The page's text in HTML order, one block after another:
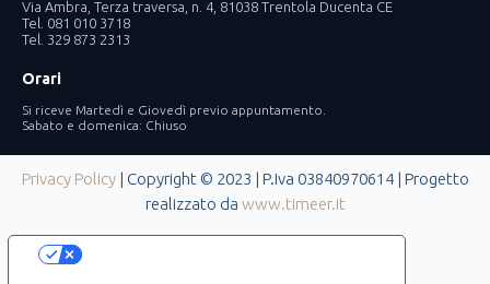
Via Ambra, Terza traversa, n. 4, 81038 Trentola Ducenta CE
Tel. 081 010 3718
Tel. 329 873 2313
Orari
Si riceve Martedì e Giovedì previo appuntamento.
Sabato e domenica: Chiuso
Privacy Policy| Copyright © 2023 | P.Iva 03840970614 | Progetto
realizzato da www.timeer.it
Le tue preferenze relative alla privacy